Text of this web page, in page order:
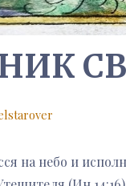
на небо и